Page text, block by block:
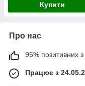
Купити
Про нас
95% позитивних з
Працює з